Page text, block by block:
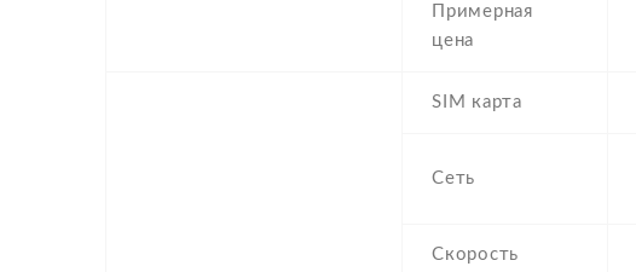
Примерная
цена
SIM карта
Сеть
Скорость